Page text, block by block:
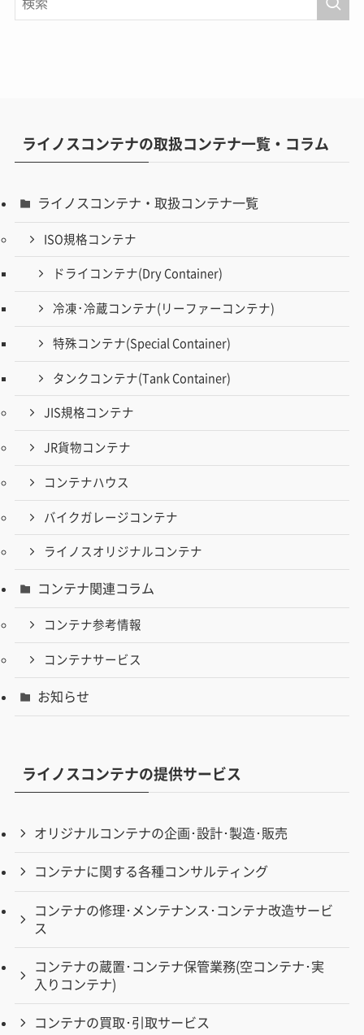
ライノスコンテナの取扱コンテナ一覧・コラム
ライノスコンテナ・取扱コンテナ一覧
ISO規格コンテナ
ドライコンテナ(Dry Container)
冷凍･冷蔵コンテナ(リーファーコンテナ)
特殊コンテナ(Special Container)
タンクコンテナ(Tank Container)
JIS規格コンテナ
JR貨物コンテナ
コンテナハウス
バイクガレージコンテナ
ライノスオリジナルコンテナ
コンテナ関連コラム
コンテナ参考情報
コンテナサービス
お知らせ
ライノスコンテナの提供サービス
オリジナルコンテナの企画･設計･製造･販売
コンテナに関する各種コンサルティング
コンテナの修理･メンテナンス･コンテナ改造サービ
ス
コンテナの蔵置･コンテナ保管業務(空コンテナ･実
入りコンテナ)
コンテナの買取･引取サービス